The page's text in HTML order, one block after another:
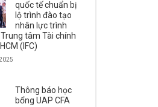
quốc tế chuẩn bị
lộ trình đào tạo
nhân lực trình
tâm Tài chính
(IFC)
Thông báo học
bổng UAP CFA